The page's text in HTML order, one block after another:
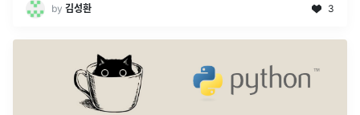
by 김성환 3